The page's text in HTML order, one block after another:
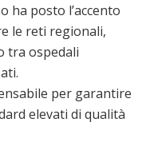
ha posto l’accento
le reti regionali,
tra ospedali
per garantire
elevati di qualità